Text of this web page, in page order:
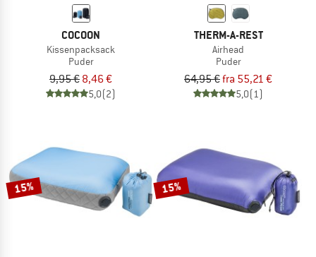
COCOON
Kissenpacksack
Puder
9,95 € 8,46 €
5,0(2)
THERM-A-REST
Airhead
Puder
64,95 €fra 55,21 €
5,0(1)
15% 15%